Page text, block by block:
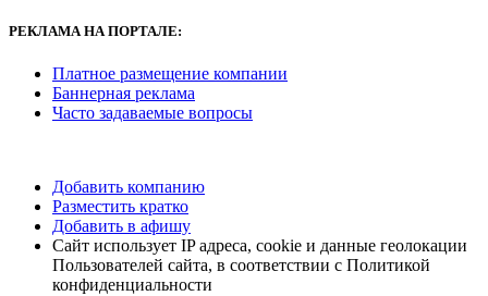
РЕКЛАМАНА ПОРТАЛЕ:
Платное размещение компании
Баннерная реклама
Часто задаваемые вопросы
Добавить компанию
Разместить кратко
Добавить в афишу
Сайт использует IP адреса, cookie и данные геолокации
Пользователей сайта, в соответствии с Политикой
конфиденциальности